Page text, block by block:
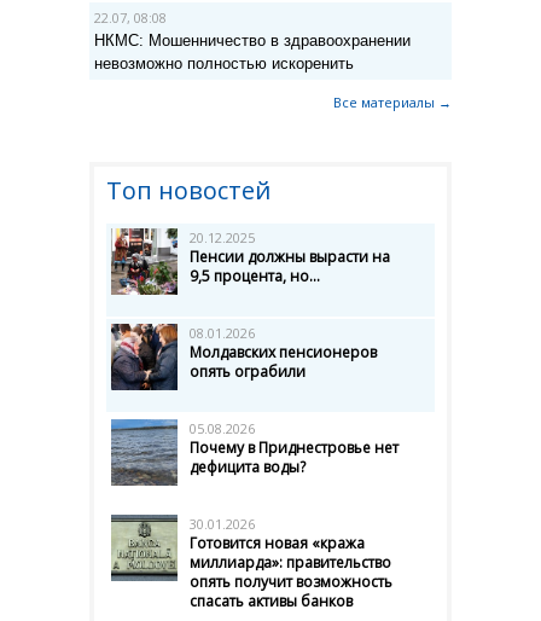
22.07, 08:08
НКМС: Мошенничество в здравоохранении
невозможно полностью искоренить
Все материалы →
Топ новостей
20.12.2025
Пенсии должны вырасти на
9,5 процента, но...
08.01.2026
Молдавских пенсионеров
опять ограбили
05.08.2026
Почему в Приднестровье нет
дефицита воды?
30.01.2026
Готовится новая «кража
миллиарда»: правительство
опять получит возможность
спасать активы банков